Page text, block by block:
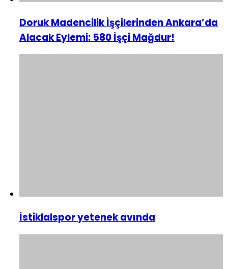
Doruk Madencilik İşçilerinden Ankara’da
Alacak Eylemi: 580 İşçi Mağdur!
İstiklalspor yetenek avında